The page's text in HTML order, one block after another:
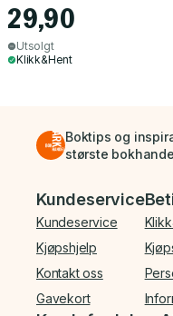
29,90
Utsolgt
Klikk&Hent
Boktips og
største
Bunnmeny
Kundeservice
Kundeservice
Kjøpshjelp
Kontakt oss
Gavekort